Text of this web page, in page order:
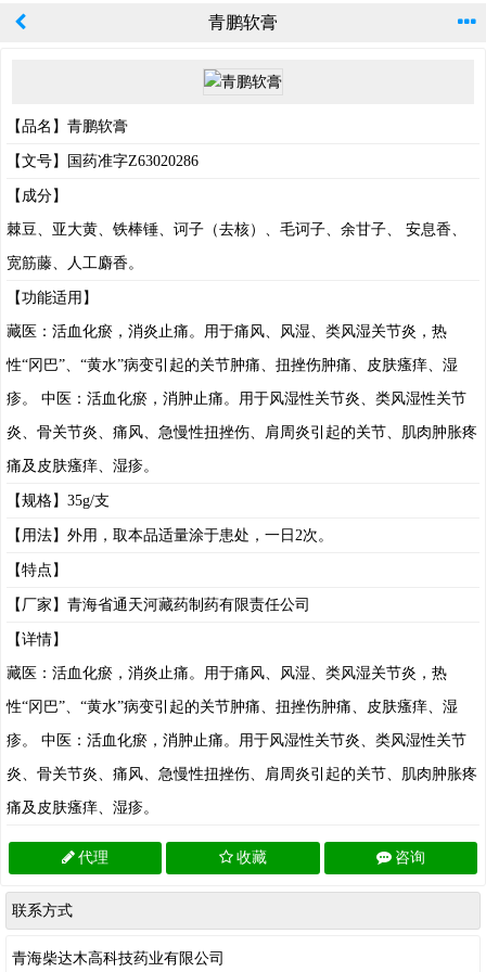
青鹏软膏
【品名】青鹏软膏
【文号】国药准字Z63020286
【成分】
棘豆、亚大黄、铁棒锤、诃子（去核）、毛诃子、余甘子、 安息香、
宽筋藤、人工麝香。
【功能适用】
藏医：活血化瘀，消炎止痛。用于痛风、风湿、类风湿关节炎，热
性“冈巴”、“黄水”病变引起的关节肿痛、扭挫伤肿痛、皮肤瘙痒、湿
疹。 中医：活血化瘀，消肿止痛。用于风湿性关节炎、类风湿性关节
炎、骨关节炎、痛风、急慢性扭挫伤、肩周炎引起的关节、肌肉肿胀疼
痛及皮肤瘙痒、湿疹。
【规格】35g/支
【用法】外用，取本品适量涂于患处，一日2次。
【特点】
【厂家】青海省通天河藏药制药有限责任公司
【详情】
藏医：活血化瘀，消炎止痛。用于痛风、风湿、类风湿关节炎，热
性“冈巴”、“黄水”病变引起的关节肿痛、扭挫伤肿痛、皮肤瘙痒、湿
疹。 中医：活血化瘀，消肿止痛。用于风湿性关节炎、类风湿性关节
炎、骨关节炎、痛风、急慢性扭挫伤、肩周炎引起的关节、肌肉肿胀疼
痛及皮肤瘙痒、湿疹。
代理 收藏 咨询
联系方式
青海柴达木高科技药业有限公司